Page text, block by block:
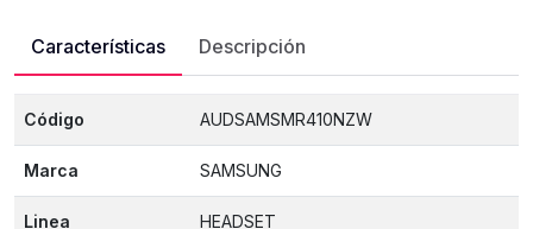
Características Descripción
Código AUDSAMSMR410NZW
Marca SAMSUNG
Linea HEADSET